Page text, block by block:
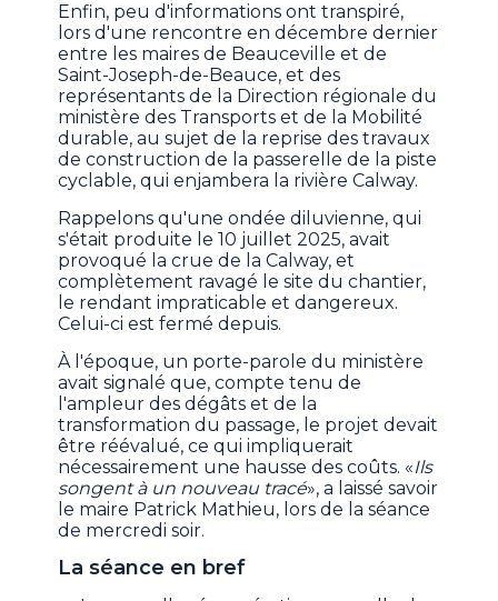
Enfin, peu d'informations ont transpiré,
lors d'une rencontre en décembre dernier
entre les maires de Beauceville et de
Saint-Joseph-de-Beauce, et des
représentants de la Direction régionale du
ministère des Transports et de la Mobilité
durable, au sujet de la reprise des travaux
de construction de la passerelle de la piste
cyclable, qui enjambera la rivière Calway.
Rappelons qu'une ondée diluvienne, qui
s'était produite le 10 juillet 2025, avait
provoqué la crue de la Calway, et
complètement ravagé le site du chantier,
le rendant impraticable et dangereux.
Celui-ci est fermé depuis.
À l'époque, un porte-parole du ministère
avait signalé que, compte tenu de
l'ampleur des dégâts et de la
transformation du passage, le projet devait
être réévalué, ce qui impliquerait
nécessairement une hausse des coûts. «Ils
songent à un nouveau tracé», a laissé savoir
le maire Patrick Mathieu, lors de la séance
de mercredi soir.
La séance en bref